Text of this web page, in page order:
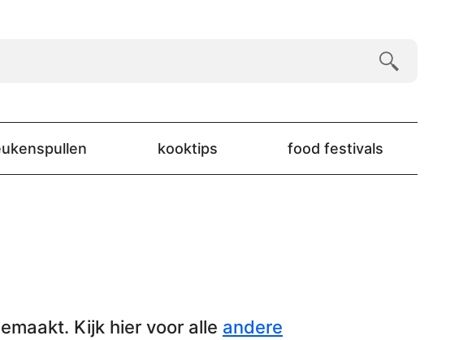
kooktips food festivals
Kijk hier voor alle andere